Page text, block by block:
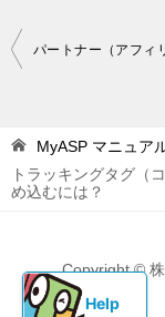
投
ビ
ゲ
ョ
MyASP マニュア
トラッキングタグ（
め込むには？
Copyright ©